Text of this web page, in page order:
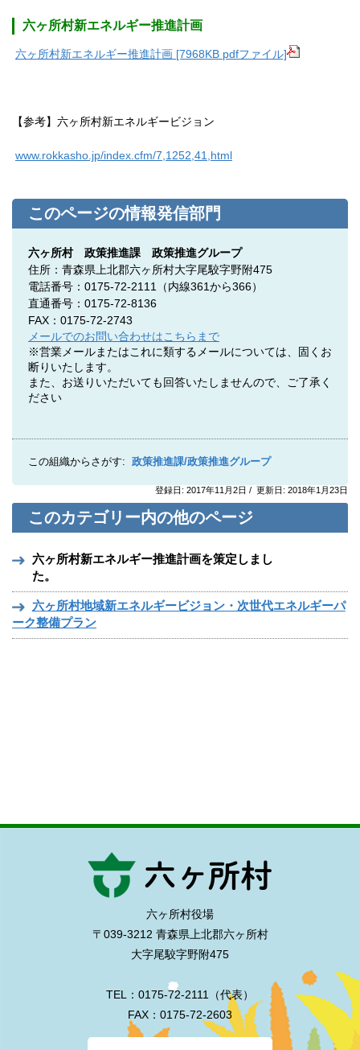
六ヶ所村新エネルギー推進計画
六ヶ所村新エネルギー推進計画 [7968KB pdfファイル]
【参考】六ヶ所村新エネルギービジョン
www.rokkasho.jp/index.cfm/7,1252,41,html
このページの情報発信部門
六ヶ所村 政策推進課 政策推進グループ
住所：青森県上北郡六ヶ所村大字尾駮字野附475
電話番号：0175-72-2111 （内線361から366）
直通番号：0175-72-8136
FAX：0175-72-2743
メールでのお問い合わせはこちらまで
※営業メールまたはこれに類するメールについては、固くお
断りいたします。
また、お送りいただいても回答いたしませんので、ご了承く
ださい
この組織からさがす: 政策推進課/政策推進グループ
登録日: 2017年11月2日 / 更新日: 2018年1月23日
このカテゴリー内の他のページ
六ヶ所村新エネルギー推進計画を策定しまし
た。
六ヶ所村地域新エネルギービジョン・次世代エネルギーパ
ーク整備プラン
六ヶ所村役場
〒039-3212 青森県上北郡六ヶ所村
大字尾駮字野附475
TEL：0175-72-2111（代表）
FAX：0175-72-2603